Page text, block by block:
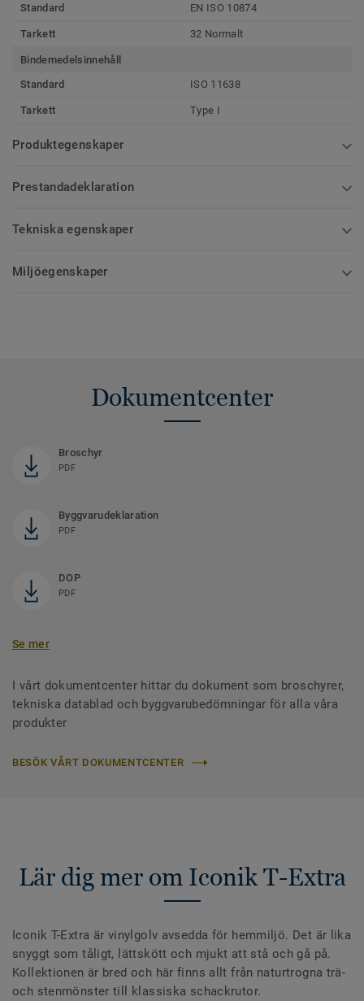
Standard
EN ISO 10874
Tarkett 32 Normalt
Bindemedelsinnehåll
Standard
ISO 11638
Tarkett Type I
Produktegenskaper
Prestandadeklaration
Tekniska egenskaper
Miljöegenskaper
Dokumentcenter
Broschyr
PDF
Byggvarudeklaration
PDF
DOP
PDF
Se mer
I vårt dokumentcenter hittar du dokument som broschyrer,
tekniska datablad och byggvarubedömningar för alla våra
produkter
BESÖK VÅRT DOKUMENTCENTER
Lär dig mer om Iconik T-Extra
Iconik T-Extra är vinylgolv avsedda för hemmiljö. Det är lika
snyggt som tåligt, lättskött och mjukt att stå och gå på.
Kollektionen är bred och här finns allt från naturtrogna trä-
och stenmönster till klassiska schackrutor.